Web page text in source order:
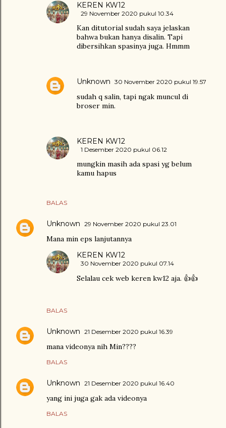
BALAS
KEREN KW12
29 November 2020 pukul 10.34
Kan ditutorial sudah saya jelaskan
bahwa bukan hanya disalin. Tapi
dibersihkan spasinya juga. Hmmm
Unknown 30 November 2020 pukul 19.57
sudah q salin, tapi ngak muncul di
broser min.
KEREN KW12
1 Desember 2020 pukul 06.12
mungkin masih ada spasi yg belum
kamu hapus
Unknown 29 November 2020 pukul 23.01
Mana min eps lanjutannya
BALAS
KEREN KW12
30 November 2020 pukul 07.14
Selalau cek web keren kw12 aja. 👍👍
Unknown 21 Desember 2020 pukul 16.39
mana videonya nih Min????
BALAS
Unknown 21 Desember 2020 pukul 16.40
yang ini juga gak ada videonya
BALAS